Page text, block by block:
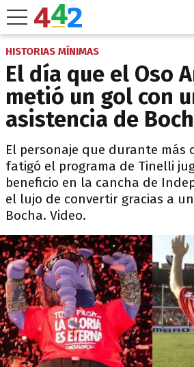
HISTORIAS MÍNIMAS
El día que el Oso
metió un gol con
asistencia de
El personaje que durante más
fatigó el programa de Tinelli
beneficio en la cancha de
el lujo de convertir gracias a
Bocha. Video.